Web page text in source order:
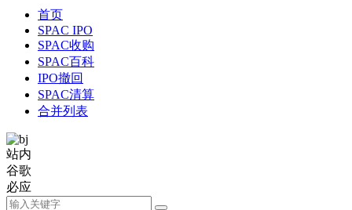
首页
SPAC IPO
SPAC收购
SPAC百科
IPO撤回
SPAC清算
合并列表
站内
谷歌
必应